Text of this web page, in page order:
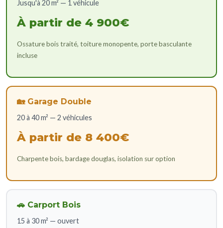
Jusqu'à 20 m² — 1 véhicule
À partir de 4 900€
Ossature bois traité, toiture monopente, porte basculante
incluse
🏡 Garage Double
20 à 40 m² — 2 véhicules
À partir de 8 400€
Charpente bois, bardage douglas, isolation sur option
🚗 Carport Bois
15 à 30 m² — ouvert